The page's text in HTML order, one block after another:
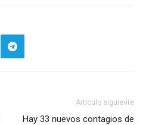
Artículo siguiente
Hay 33 nuevos contagios de